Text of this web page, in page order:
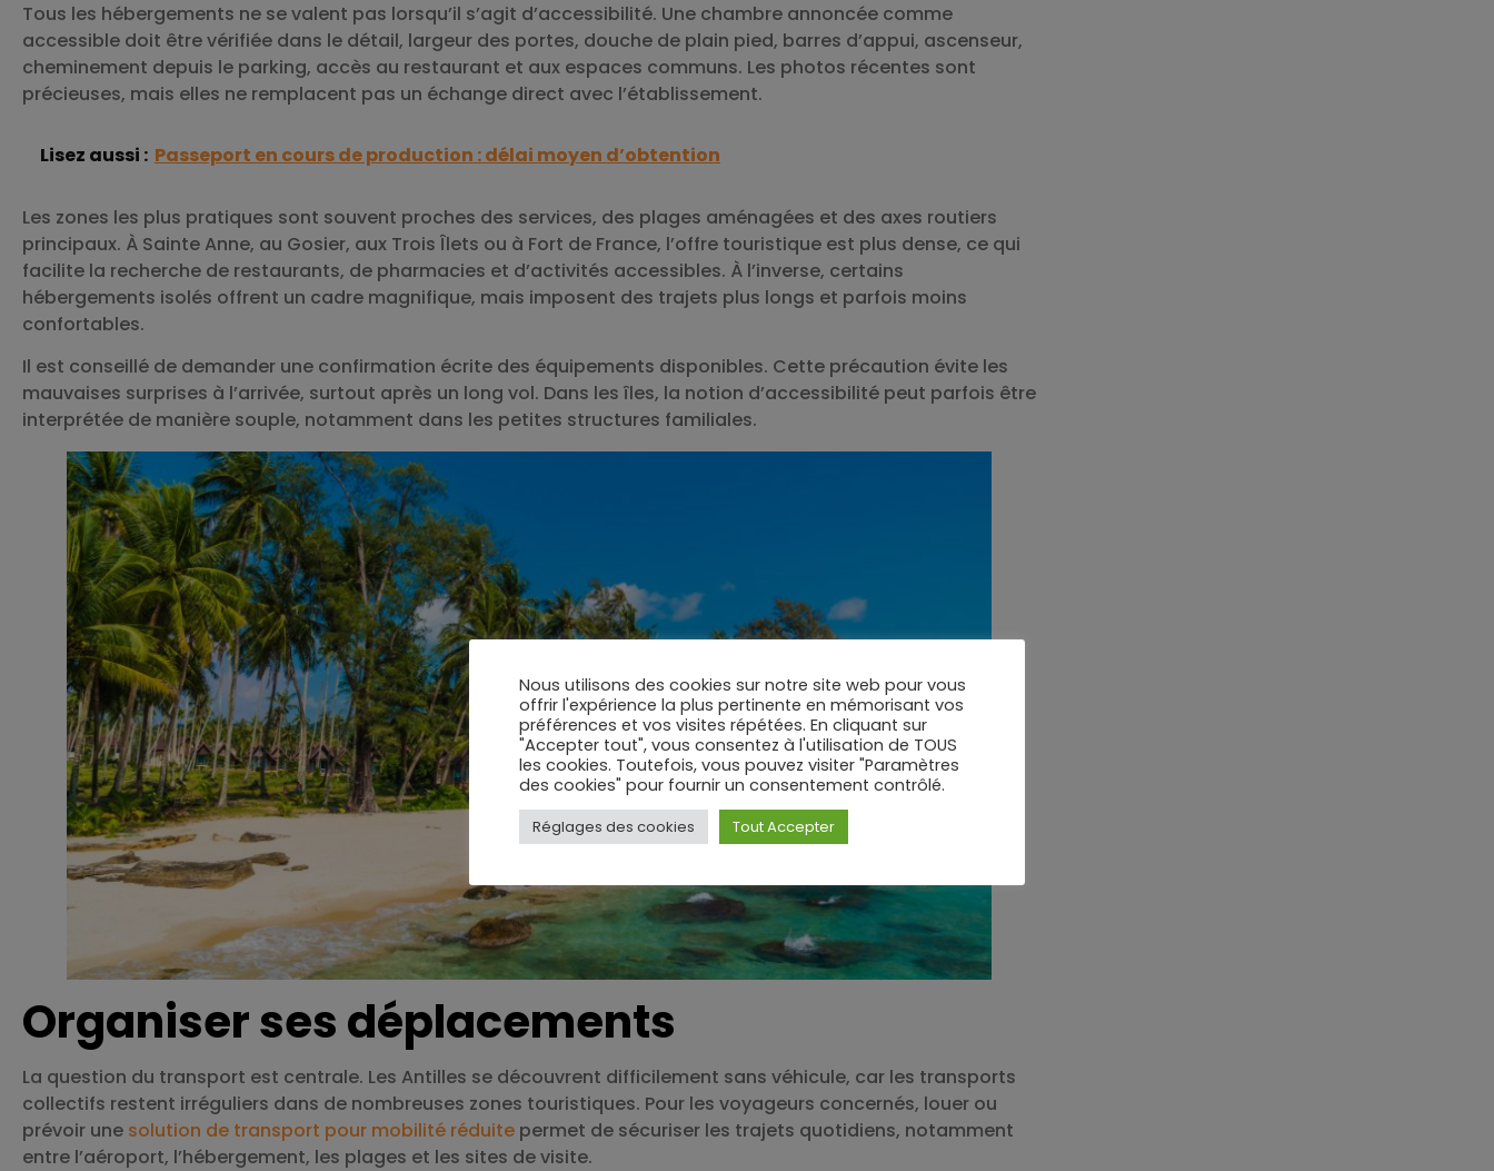
Tous les hébergements ne se valent pas lorsqu’il s’agit d’accessibilité. Une chambre annoncée comme
accessible doit être vérifiée dans le détail, largeur des portes, douche de plain pied, barres d’appui, ascenseur,
cheminement depuis le parking, accès au restaurant et aux espaces communs. Les photos récentes sont
précieuses, mais elles ne remplacent pas un échange direct avec l’établissement.
Lisez aussi : Passeport en cours de production : délai moyen d’obtention
Les zones les plus pratiques sont souvent proches des services, des plages aménagées et des axes routiers
principaux. À Sainte Anne, au Gosier, aux Trois Îlets ou à Fort de France, l’offre touristique est plus dense, ce qui
facilite la recherche de restaurants, de pharmacies et d’activités accessibles. À l’inverse, certains
hébergements isolés offrent un cadre magnifique, mais imposent des trajets plus longs et parfois moins
confortables.
Il est conseillé de demander une confirmation écrite des équipements disponibles. Cette précaution évite les
mauvaises surprises à l’arrivée, surtout après un long vol. Dans les îles, la notion d’accessibilité peut parfois être
interprétée de manière souple, notamment dans les petites structures familiales.
Organiser ses déplacements
La question du transport est centrale. Les Antilles se découvrent difficilement sans véhicule, car les transports
collectifs restent irréguliers dans de nombreuses zones touristiques. Pour les voyageurs concernés, louer ou
prévoir une solution de transport pour mobilité réduite permet de sécuriser les trajets quotidiens, notamment
entre l’aéroport, l’hébergement, les plages et les sites de visite.
Nous utilisons des cookies sur notre site web pour vous
offrir l'expérience la plus pertinente en mémorisant vos
préférences et vos visites répétées. En cliquant sur
"Accepter tout", vous consentez à l'utilisation de TOUS
les cookies. Toutefois, vous pouvez visiter "Paramètres
des cookies" pour fournir un consentement contrôlé.
Réglages des cookies Tout Accepter